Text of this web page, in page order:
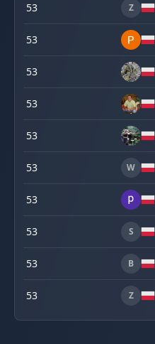
53 Z
53
53
53
53
53 W
53
53 S
53 B
53 Z